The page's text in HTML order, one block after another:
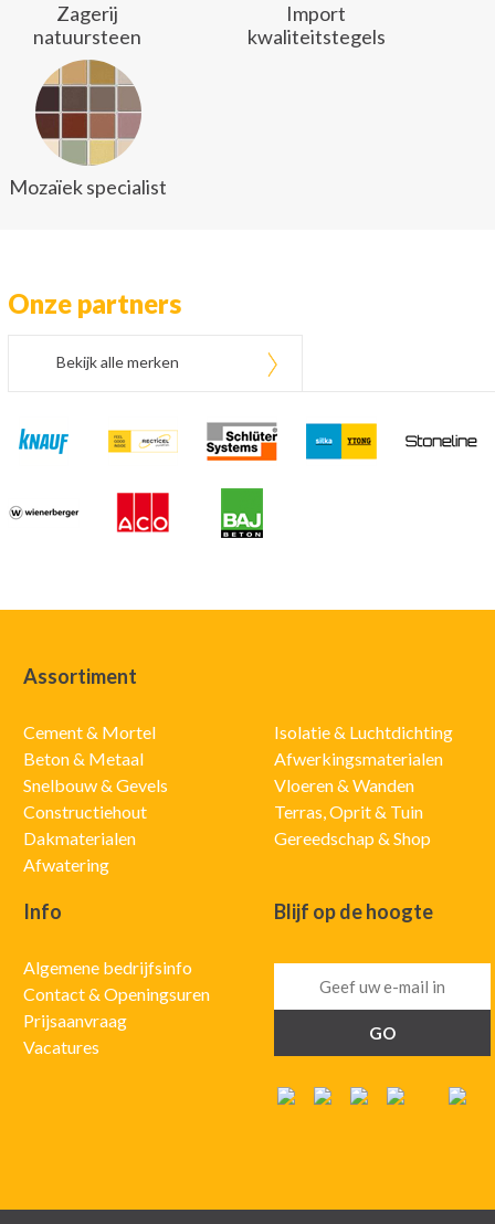
Zagerij
natuursteen
Import
kwaliteitstegels
Mozaïek specialist
Onze partners
Bekijk alle merken
Assortiment
Cement & Mortel
Beton & Metaal
Snelbouw & Gevels
Constructiehout
Dakmaterialen
Afwatering
Isolatie & Luchtdichting
Afwerkingsmaterialen
Vloeren & Wanden
Terras, Oprit & Tuin
Gereedschap & Shop
Info
Algemene bedrijfsinfo
Contact & Openingsuren
Prijsaanvraag
Vacatures
Blijf op de hoogte